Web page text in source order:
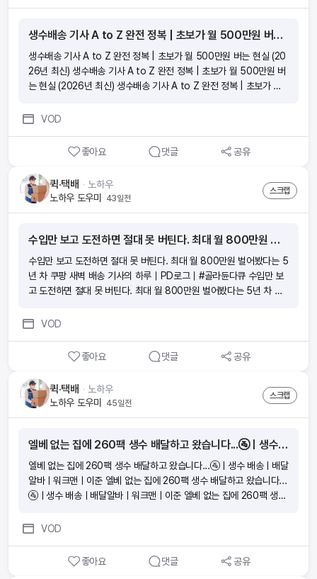
생수배송 기사 A to Z 완전 정복 | 초보가 월 500만원 버는 현실 (2026년 최신)
생수배송 기사 A to Z 완전 정복 | 초보가 월 500만원 버는 현실 (20
26년 최신) 생수배송 기사 A to Z 완전 정복 | 초보가 월 500만원 버
는 현실 (2026년 최신) 생수배송 기사 A to Z 완전 정복 | 초보가 월
| 초보가 월 500만원 버는 현실 (2026년 최신)
VOD
좋아요 댓글 공유
퀵·택배 ᆞ 노하우
노하우 도우미
43일전
스크랩
수입만 보고 도전하면 절대 못 버틴다. 최대 월 800만원 벌어봤다는 5년 차 쿠팡 새벽 배송 기사의 하루｜PD로그｜#골라듄다큐
수입만 보고 도전하면 절대 못 버틴다. 최대 월 800만원 벌어봤다는 5
년 차 쿠팡 새벽 배송 기사의 하루｜PD로그｜#골라듄다큐 수입만 보
고 도전하면 절대 못 버틴다. 최대 월 800만원 벌어봤다는 5년 차 쿠
하면 절대 못 버틴다. 최대 월 800만원 벌어봤다는 5년 차 쿠팡 새벽
못 버틴다. 최대 월 800만원 벌어봤다는 5년 차 쿠팡 새벽 배송 기사
의 하루｜PD로그｜#골라듄다큐
VOD
좋아요 댓글 공유
퀵·택배 ᆞ 노하우
노하우 도우미
45일전
스크랩
엘베 없는 집에 260팩 생수 배달하고 왔습니다...🚰ㅣ생수 배송ㅣ배달알바ㅣ워크맨ㅣ이준
엘베 없는 집에 260팩 생수 배달하고 왔습니다...🚰ㅣ생수 배송ㅣ배달
알바ㅣ워크맨ㅣ이준 엘베 없는 집에 260팩 생수 배달하고 왔습니다...
🚰ㅣ생수 배송ㅣ배달알바ㅣ워크맨ㅣ이준 엘베 없는 집에 260팩 생수
는 집에 260팩 생수 배달하고 왔습니다...🚰ㅣ생수 배송ㅣ배달알바ㅣ
VOD
좋아요 댓글 공유